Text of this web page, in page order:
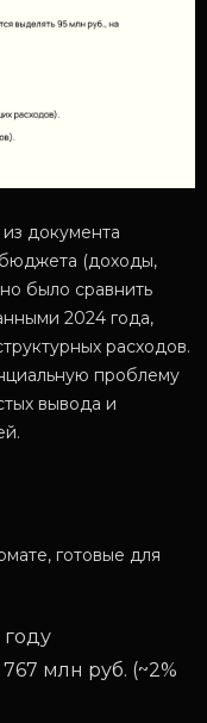
документа
(доходы,
было сравнить
2024 года,
расходов.
проблему
вывода и
готовые для
млн руб. (~2%